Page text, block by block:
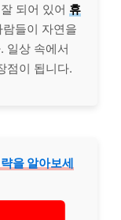
되어 있어 휴
들이 자연을
일상 속에서
점이 됩니다.
을 알아보세